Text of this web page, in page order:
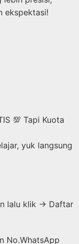
ekspektasi!
💯 Tapi Kuota
yuk langsung
lalu klik → Daftar
No.WhatsApp